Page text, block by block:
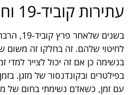
עתירות קוביד-19 וחיטוי מזגנים
בשנים
לחיטוי שלהם. זה בחלקו זה משום
בנשימה כן אם זה יכול לצייר למדי
בפילטרים ובקונדנסור של מזגן. בזמן
עם זמן, כשאדם נשימתי בחום של